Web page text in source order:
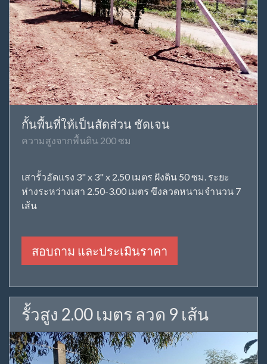
กั้นพื้นที่ให้เป็นสัดส่วน ชัดเจน
ความสูงจากพื้นดิน 200 ซม
เสารั้วอัดแรง 3" x 3" x 2.50 เมตร ฝังดิน 50 ซม. ระยะ
ห่างระหว่างเสา 2.50-3.00 เมตร ขึงลวดหนามจำนวน 7
เส้น
สอบถาม และประเมินราคา
รั้วสูง 2.00 เมตร ลวด 9 เส้น